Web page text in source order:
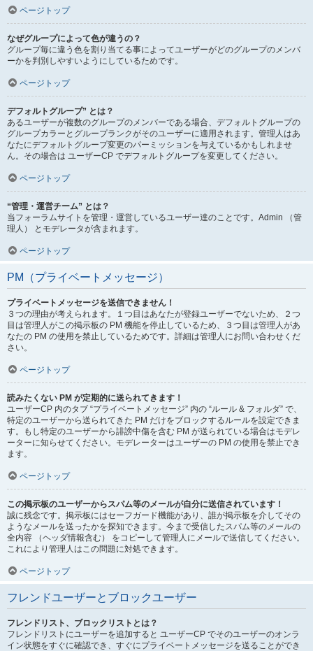
ページトップ
なぜグループによって色が違うの？
グループ毎に違う色を割り当てる事によってユーザーがどのグループのメンバ
ーかを判別しやすいようにしているためです。
ページトップ
デフォルトグループ” とは？
あるユーザーが複数のグループのメンバーである場合、デフォルトグループの
グループカラーとグループランクがそのユーザーに適用されます。管理人はあ
なたにデフォルトグループ変更のパーミッションを与えているかもしれませ
ん。その場合は ユーザーCP でデフォルトグループを変更してください。
ページトップ
“管理・運営チーム” とは？
当フォーラムサイトを管理・運営しているユーザー達のことです。Admin （管
理人） とモデレータが含まれます。
ページトップ
PM（プライベートメッセージ）
プライベートメッセージを送信できません！
３つの理由が考えられます。１つ目はあなたが登録ユーザーでないため、２つ
目は管理人がこの掲示板の PM 機能を停止しているため、３つ目は管理人があ
なたの PM の使用を禁止しているためです。詳細は管理人にお問い合わせくだ
さい。
ページトップ
読みたくない PM が定期的に送られてきます！
ユーザーCP 内のタブ “プライベートメッセージ” 内の “ルール & フォルダ” で、
特定のユーザーから送られてきた PM だけをブロックするルールを設定できま
す。もし特定のユーザーから誹謗中傷を含む PM が送られている場合はモデレ
ーターに知らせてください。モデレーターはユーザーの PM の使用を禁止でき
ます。
ページトップ
この掲示板のユーザーからスパム等のメールが自分に送信されています！
誠に残念です。掲示板にはセーフガード機能があり、誰が掲示板を介してその
ようなメールを送ったかを探知できます。今まで受信したスパム等のメールの
全内容 （ヘッダ情報含む） をコピーして管理人にメールで送信してください。
これにより管理人はこの問題に対処できます。
ページトップ
フレンドユーザーとブロックユーザー
フレンドリスト、ブロックリストとは？
フレンドリストにユーザーを追加すると ユーザーCP でそのユーザーのオンラ
イン状態をすぐに確認でき、すぐにプライベートメッセージを送ることができ